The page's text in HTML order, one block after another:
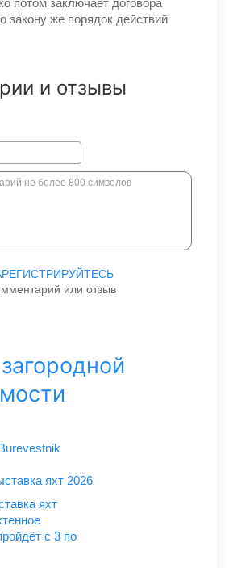
потом заключает договора
закону же порядок действий
и отзывы
или отзыв
яхт
с 3 по